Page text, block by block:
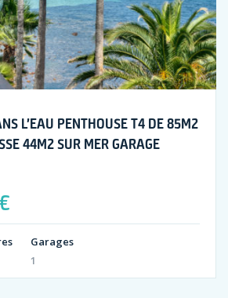
L’EAU PENTHOUSE T4 DE 85M2
44M2 SUR MER GARAGE
Garages
1